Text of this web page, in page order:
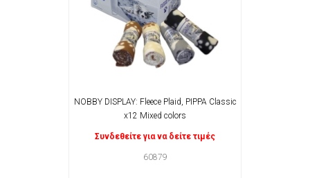
NOBBY DISPLAY: Fleece Plaid, PIPPA Classic
x12 Mixed colors
Συνδεθείτε για να δείτε τιμές
60879